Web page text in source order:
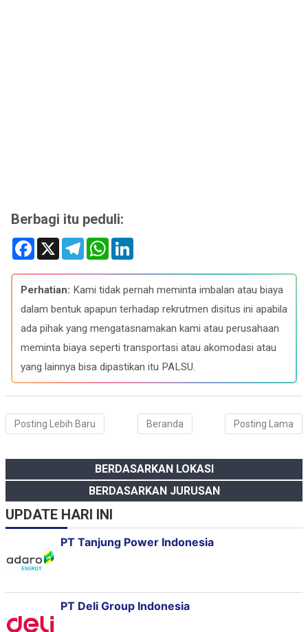
Berbagi itu peduli:
F
e
b
o
o
X
T
e
e
g
r
a
W
t
s
A
p
k
e
d
I
Perhatian: Kami tidak pernah meminta imbalan atau biaya
dalam bentuk apapun terhadap rekrutmen disitus ini apabila
ada pihak yang mengatasnamakan kami atau perusahaan
meminta biaya seperti transportasi atau akomodasi atau
yang lainnya bisa dipastikan itu PALSU.
Posting Lebih Baru Posting Lama
Beranda
BERDASARKAN LOKASI
BERDASARKAN JURUSAN
UPDATE HARI INI